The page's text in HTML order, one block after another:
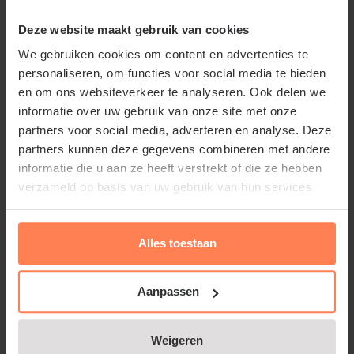
Deze website maakt gebruik van cookies
We gebruiken cookies om content en advertenties te
personaliseren, om functies voor social media te bieden
en om ons websiteverkeer te analyseren. Ook delen we
informatie over uw gebruik van onze site met onze
partners voor social media, adverteren en analyse. Deze
partners kunnen deze gegevens combineren met andere
informatie die u aan ze heeft verstrekt of die ze hebben
verzameld op basis van uw gebruik van hun services.
Alles toestaan
Aanpassen
Weigeren
keramiek is bestand tegen verschillende
door de beschermende afwerking.
Compact model met uitgesproken
sfeer
Door de ronde vorm is deze Melbourne bijzonder
geschikt voor siergrassen , sterkebloeiende vaste
planten of een compacte fruitboom. Ook een
selectie vankruidenzoals oregano of salie komt in
deze pot prachtig tot zijn recht. Zo geeft u uw terras
of tuin een warme en eigentijdse uitstraling. De pot
is voorzien van een afwateringsgat voor een goede
waterafvoer.
Lees meer